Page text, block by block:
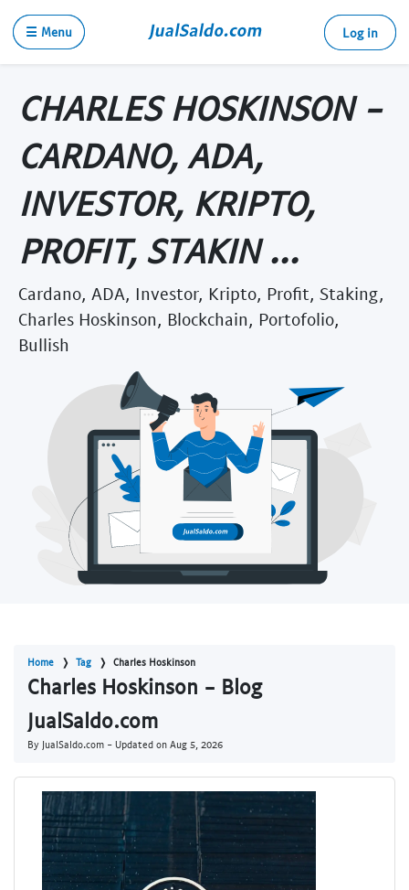
☰ Menu Log in
CHARLES HOSKINSON -
CARDANO, ADA,
INVESTOR, KRIPTO,
PROFIT, STAKIN ...
Cardano, ADA, Investor, Kripto, Profit, Staking,
Charles Hoskinson, Blockchain, Portofolio,
Bullish
Home Tag Charles Hoskinson
Charles Hoskinson - Blog
JualSaldo.com
By JualSaldo.com - Updated on Aug 5, 2026